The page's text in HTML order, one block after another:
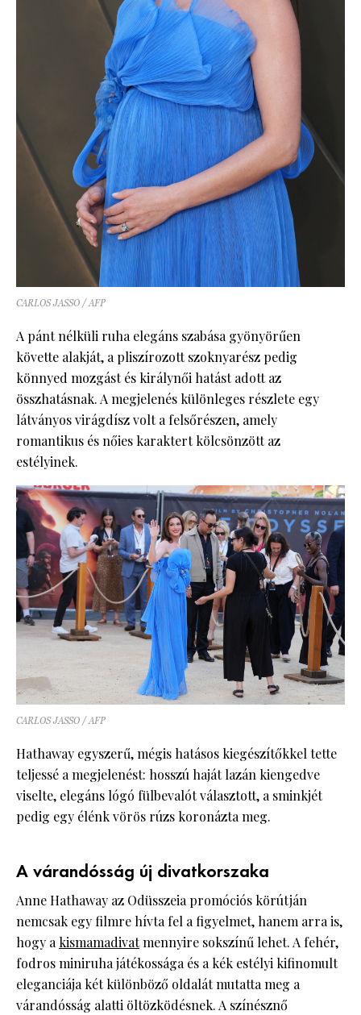
CARLOS JASSO / AFP
A pánt nélküli ruha elegáns szabása gyönyörűen
követte alakját, a pliszírozott szoknyarész pedig
könnyed mozgást és királynői hatást adott az
összhatásnak. A megjelenés különleges részlete egy
látványos virágdísz volt a felsőrészen, amely
romantikus és nőies karaktert kölcsönzött az
estélyinek.
CARLOS JASSO / AFP
Hathaway egyszerű, mégis hatásos kiegészítőkkel tette
teljessé a megjelenést: hosszú haját lazán kiengedve
viselte, elegáns lógó fülbevalót választott, a sminkjét
pedig egy élénk vörös rúzs koronázta meg.
A várandósság új divatkorszaka
Anne Hathaway az Odüsszeia promóciós körútján
nemcsak egy filmre hívta fel a figyelmet, hanem arra is,
hogy akismamadivatmennyire sokszínű lehet. A fehér,
fodros miniruha játékossága és a kék estélyi kifinomult
eleganciája két különböző oldalát mutatta meg a
várandósság alatti öltözködésnek. A színésznő